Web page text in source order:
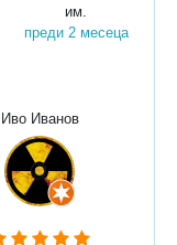
им.
преди 2 месеца
Иво Иванов